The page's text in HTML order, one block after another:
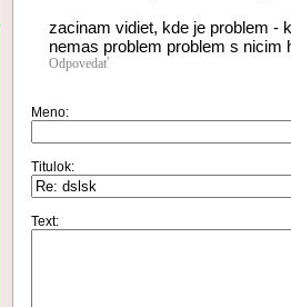
zacinam vidiet, kde je problem -
nemas problem problem s nicim
Odpovedať
Meno:
Titulok:
Text: